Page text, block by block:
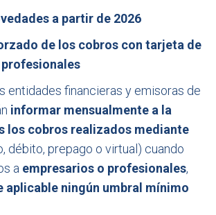
a partir de 2026
de los cobros con tarjeta de
profesionales
entidades financieras y emisoras de
informar mensualmente a la
los cobros realizados mediante
débito, prepago o virtual) cuando
a empresarios o profesionales,
aplicable ningún umbral mínimo